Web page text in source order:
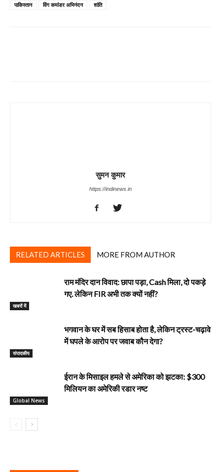
पाकिस्तान
विंग कमांडर अभिनंदन शांति
सुमन कुमार
https://indinews.in
RELATED ARTICLES MORE FROM AUTHOR
खबरों में
राम मंदिर दान विवाद: छापा पड़ा, Cash मिला, दो पकड़े
गए. लेकिन FIR अभी तक क्यों नहीं?
‎संपादकीय
भगवान के घर में सब हिसाब होता है, लेकिन ट्रस्ट-चढ़ावे
में घपले के आरोप पर जवाब कौन देगा?
Global News
ईरान के मिसाइल हमले से अमेरिका को झटका: $300
मिलियन का अमेरिकी रडार नष्ट